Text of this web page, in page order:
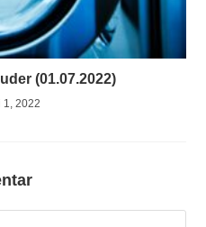
(01.07.2022)
1, 2022